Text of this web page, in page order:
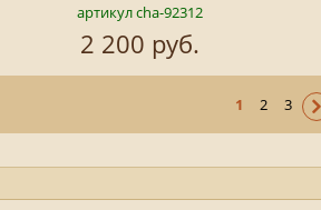
артикул cha-92312
2 200 руб.
1 2 3